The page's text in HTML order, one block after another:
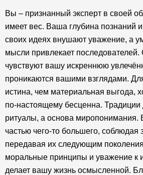
Вы – признанный эксперт в своей
имеет вес. Ваша глубина познаний
своих идеях внушают уважение, а
мысли привлекает
чувствуют вашу искреннюю
проникаются вашими взглядами.
истина, чем материальная выгода,
по-настоящему бесценна. Традиции
ритуалы, а основа миропонимания.
частью чего-то большего, соблюдая
передавая их следующим
моральные принципы и уважение к
делает вашу жизнь осмысленной.